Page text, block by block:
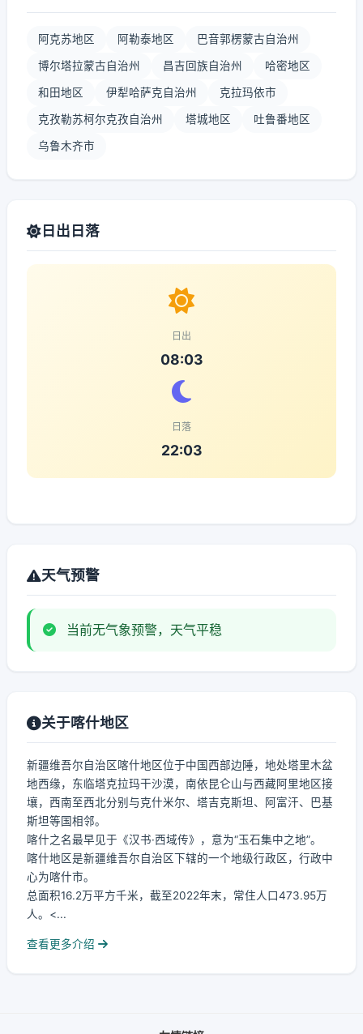
阿克苏地区 阿勒泰地区 巴音郭楞蒙古自治州
博尔塔拉蒙古自治州 昌吉回族自治州 哈密地区
和田地区 伊犁哈萨克自治州 克拉玛依市
克孜勒苏柯尔克孜自治州 塔城地区 吐鲁番地区
乌鲁木齐市
日出日落
日出
08:03
日落
22:03
天气预警
当前无气象预警，天气平稳
关于喀什地区
新疆维吾尔自治区喀什地区位于中国西部边陲，地处塔里木盆
地西缘，东临塔克拉玛干沙漠，南依昆仑山与西藏阿里地区接
壤，西南至西北分别与克什米尔、塔吉克斯坦、阿富汗、巴基
斯坦等国相邻。
喀什之名最早见于《汉书·西域传》，意为“玉石集中之地”。
喀什地区是新疆维吾尔自治区下辖的一个地级行政区，行政中
心为喀什市。
总面积16.2万平方千米，截至2022年末，常住人口473.95万
人。<...
查看更多介绍